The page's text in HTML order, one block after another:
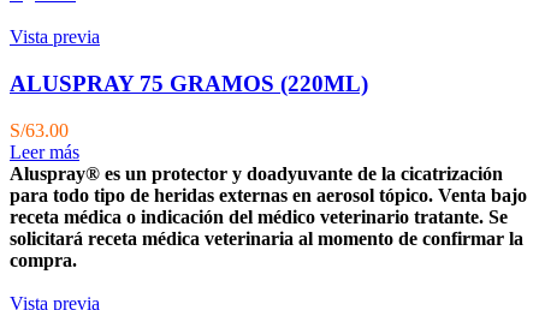
Vista previa
ALUSPRAY 75 GRAMOS (220ML)
S/63.00
Leer más
Aluspray® es un protector y doadyuvante de la cicatrización
para todo tipo de heridas externas en aerosol tópico. Venta bajo
receta médica o indicación del médico veterinario tratante. Se
solicitará receta médica veterinaria al momento de confirmar la
compra.
Vista previa